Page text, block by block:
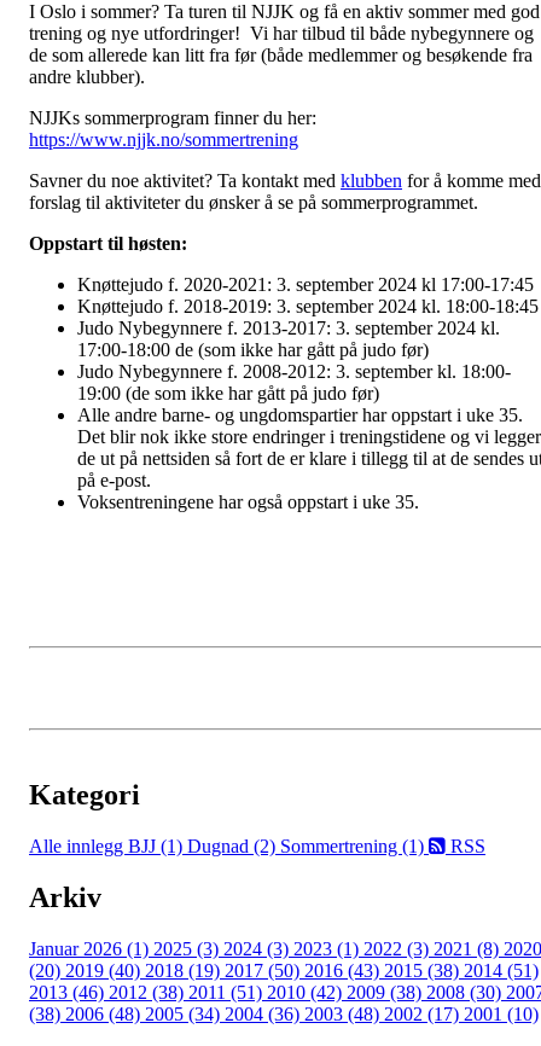
I Oslo i sommer? Ta turen til NJJK og få en aktiv sommer med god
trening og nye utfordringer! Vi har tilbud til både nybegynnere og
de som allerede kan litt fra før (både medlemmer og besøkende fra
andre klubber).
NJJKs sommerprogram finner du her:
https://www.njjk.no/sommertrening
Savner du noe aktivitet? Ta kontakt med klubben for å komme med
forslag til aktiviteter du ønsker å se på sommerprogrammet.
Oppstart til høsten:
Knøttejudo f. 2020-2021: 3. september 2024 kl 17:00-17:45
Knøttejudo f. 2018-2019: 3. september 2024 kl. 18:00-18:45
Judo Nybegynnere f. 2013-2017: 3. september 2024 kl.
17:00-18:00 de (som ikke har gått på judo før)
Judo Nybegynnere f. 2008-2012: 3. september kl. 18:00-
19:00 (de som ikke har gått på judo før)
Alle andre barne- og ungdomspartier har oppstart i uke 35.
Det blir nok ikke store endringer i treningstidene og vi legger
de ut på nettsiden så fort de er klare i tillegg til at de sendes
på e-post.
Voksentreningene har også oppstart i uke 35.
Kategori
Alle innlegg BJJ (1) Dugnad (2) Sommertrening (1) RSS
Arkiv
Januar 2026 (1) 2025 (3) 2024 (3) 2023 (1) 2022 (3) 2021 (8) 2020
(20) 2019 (40) 2018 (19) 2017 (50) 2016 (43) 2015 (38) 2014 (51)
2013 (46) 2012 (38) 2011 (51) 2010 (42) 2009 (38) 2008 (30)
(38) 2006 (48) 2005 (34) 2004 (36) 2003 (48) 2002 (17) 2001 (10)